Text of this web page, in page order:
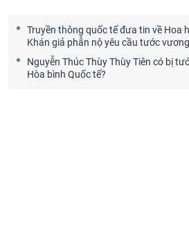
Truyền thông quốc tế đưa tin về Hoa
Khán giả phẫn nộ yêu cầu tước
Nguyễn Thúc Thùy Thùy Tiên có bị
Hòa bình Quốc tế?